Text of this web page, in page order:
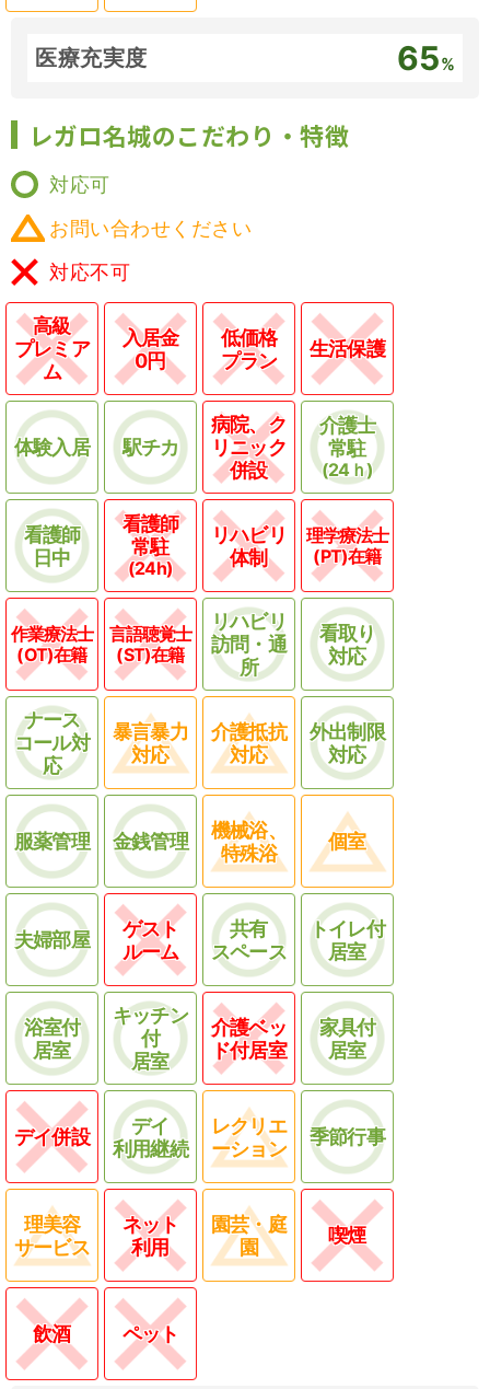
医療充実度 65%
レガロ名城のこだわり・特徴
対応可
お問い合わせください
対応不可
高級
プレミア
ム
入居金
0円
低価格
プラン
生活保護
体験入居 駅チカ
病院、ク
リニック
併設
介護士
常駐
(24ｈ)
看護師
日中
看護師
常駐
(24h)
リハビリ
体制
理学療法士
(PT)在籍
作業療法士
(OT)在籍
言語聴覚士
(ST)在籍
リハビリ
訪問・通
所
看取り
対応
ナース
コール対
応
暴言暴力
対応
介護抵抗
対応
外出制限
対応
服薬管理 金銭管理
機械浴、
特殊浴
個室
夫婦部屋
ゲスト
ルーム
共有
スペース
トイレ付
居室
浴室付
居室
キッチン
付
居室
介護ベッ
ド付居室
家具付
居室
デイ併設
デイ
利用継続
レクリエ
ーション
季節行事
理美容
サービス
ネット
利用
園芸・庭
園
喫煙
飲酒 ペット